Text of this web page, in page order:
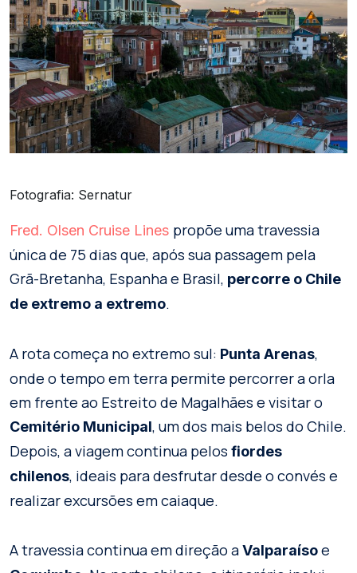
Fotografia: Sernatur
Fred. Olsen Cruise Lines propõe uma travessia
única de 75 dias que, após sua passagem pela
Grã-Bretanha, Espanha e Brasil, percorre o Chile
de extremo a extremo.
A rota começa no extremo sul: Punta Arenas,
onde o tempo em terra permite percorrer a orla
em frente ao Estreito de Magalhães e visitar o
Cemitério Municipal, um dos mais belos do Chile.
Depois, a viagem continua pelos fiordes
chilenos, ideais para desfrutar desde o convés e
realizar excursões em caiaque.
A travessia continua em direção aValparaísoe